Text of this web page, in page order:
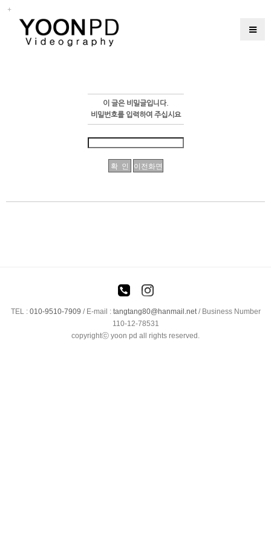
이 글은 비밀글입니다.
비밀번호를 입력하여 주십시요
TEL : 010-9510-7909 / E-mail : tangtang80@hanmail.net/ Business Number
110-12-78531
copyrightⓒ yoon pd all rights reserved.